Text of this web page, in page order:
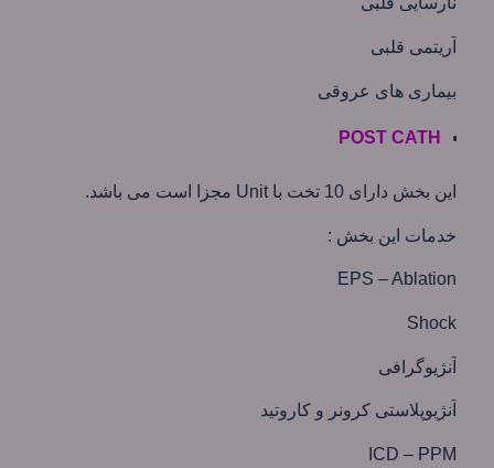
آریتمی قلبی
بیماری های عروقی
POST CATH
اين بخش دارای 10 تخت با Unit مجزا است می باشد.
خدمات این بخش :
EPS – Ablation
Shock
آنژیوگرافی
آنژيوپلاستی كرونر و كاروتيد
ICD – PPM